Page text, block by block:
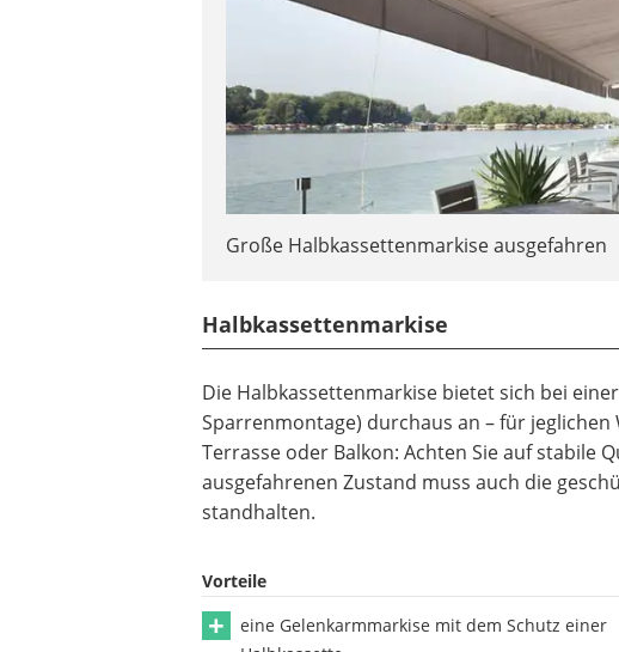
Große Halbkassettenmarkise ausgefahren
Halbkassettenmarkise
Die Halbkassettenmarkise bietet sich bei
Sparrenmontage) durchaus an – für
Terrasse oder Balkon: Achten Sie auf stabile
ausgefahrenen Zustand muss auch die
standhalten.
Vorteile
eine Gelenkarmmarkise mit dem Schutz einer